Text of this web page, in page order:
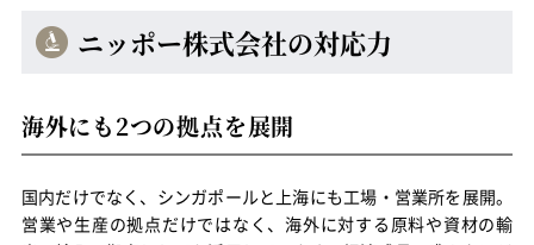
ニッポー株式会社の対応力
海外にも2つの拠点を展開
国内だけでなく、シンガポールと上海にも工場・営業所を展開。
営業や生産の拠点だけではなく、海外に対する原料や資材の輸